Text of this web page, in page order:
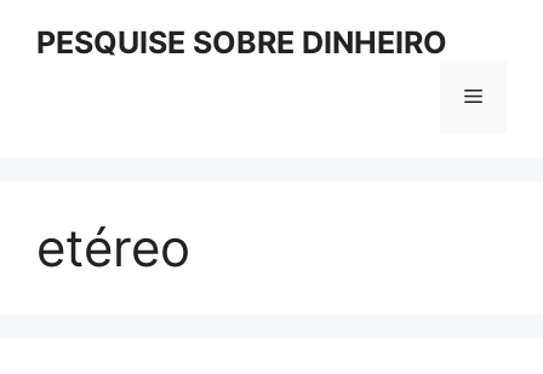
PESQUISE SOBRE DINHEIRO
Menu
etéreo